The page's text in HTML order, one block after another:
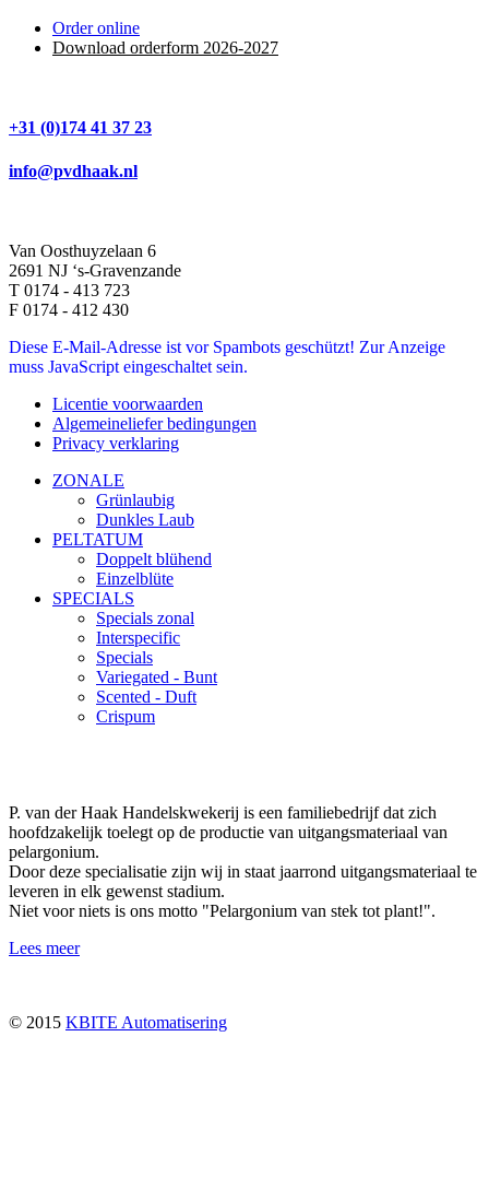
Order online
Download orderform 2026-2027
+31 (0)174 41 37 23
info@pvdhaak.nl
Van Oosthuyzelaan 6
2691 NJ ‘s-Gravenzande
T 0174 - 413 723
F 0174 - 412 430
Diese E-Mail-Adresse ist vor Spambots geschützt! Zur Anzeige
muss JavaScript eingeschaltet sein.
Licentie voorwaarden
Algemeineliefer bedingungen
Privacy verklaring
ZONALE
Grünlaubig
Dunkles Laub
PELTATUM
Doppelt blühend
Einzelblüte
SPECIALS
Specials zonal
Interspecific
Specials
Variegated - Bunt
Scented - Duft
Crispum
P. van der Haak Handelskwekerij is een familiebedrijf dat zich
hoofdzakelijk toelegt op de productie van uitgangsmateriaal van
pelargonium.
Door deze specialisatie zijn wij in staat jaarrond uitgangsmateriaal te
leveren in elk gewenst stadium.
Niet voor niets is ons motto "Pelargonium van stek tot plant!".
Lees meer
© 2015 KBITE Automatisering